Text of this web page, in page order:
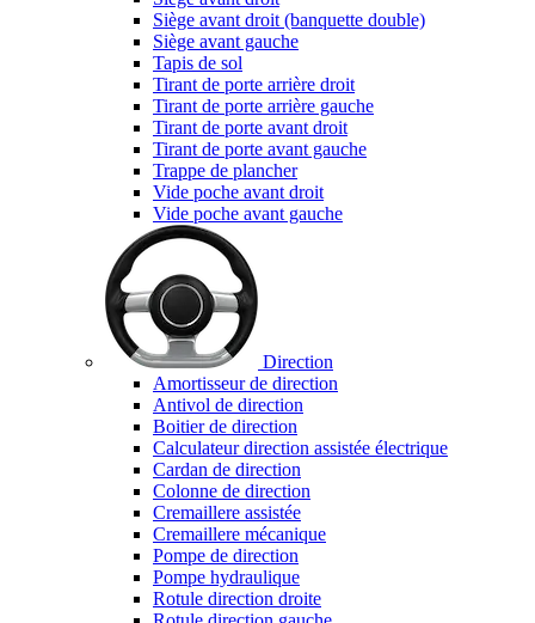
Siège avant droit (banquette double)
Siège avant gauche
Tapis de sol
Tirant de porte arrière droit
Tirant de porte arrière gauche
Tirant de porte avant droit
Tirant de porte avant gauche
Trappe de plancher
Vide poche avant droit
Vide poche avant gauche
Direction
Amortisseur de direction
Antivol de direction
Boitier de direction
Calculateur direction assistée électrique
Cardan de direction
Colonne de direction
Cremaillere assistée
Cremaillere mécanique
Pompe de direction
Pompe hydraulique
Rotule direction droite